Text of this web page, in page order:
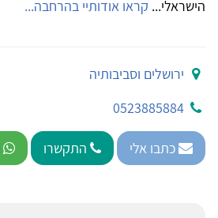
הישראלי... קראו אודותיי בהרחבה...
ירושלים וסביבותיה
0523885884
כתבו אלי התקשרו